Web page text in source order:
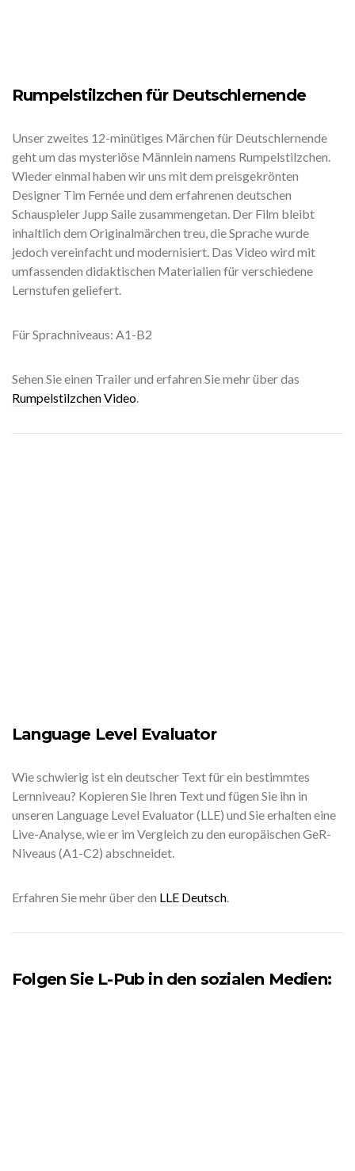
Rumpelstilzchen für Deutschlernende
Unser zweites 12-minütiges Märchen für Deutschlernende
geht um das mysteriöse Männlein namens Rumpelstilzchen.
Wieder einmal haben wir uns mit dem preisgekrönten
Designer Tim Fernée und dem erfahrenen deutschen
Schauspieler Jupp Saile zusammengetan. Der Film bleibt
inhaltlich dem Originalmärchen treu, die Sprache wurde
jedoch vereinfacht und modernisiert. Das Video wird mit
umfassenden didaktischen Materialien für verschiedene
Lernstufen geliefert.
Für Sprachniveaus: A1-B2
Sehen Sie einen Trailer und erfahren Sie mehr über das
Rumpelstilzchen Video.
Language Level Evaluator
Wie schwierig ist ein deutscher Text für ein bestimmtes
Lernniveau? Kopieren Sie Ihren Text und fügen Sie ihn in
unseren Language Level Evaluator (LLE) und Sie erhalten eine
Live-Analyse, wie er im Vergleich zu den europäischen GeR-
Niveaus (A1-C2) abschneidet.
Erfahren Sie mehr über den LLE Deutsch.
Folgen Sie L-Pub in den sozialen Medien: